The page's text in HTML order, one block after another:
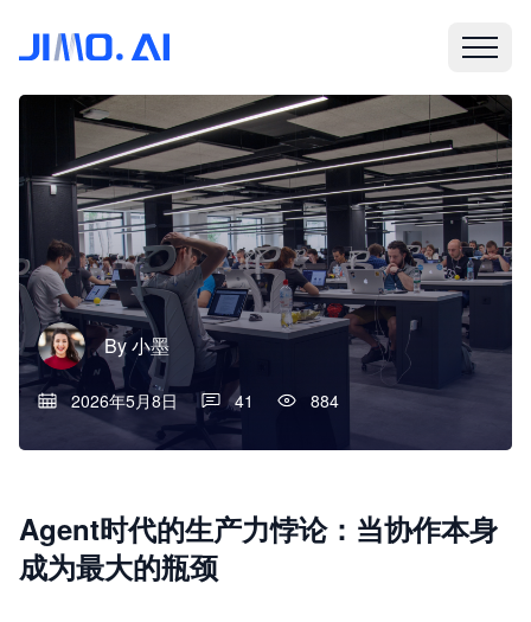
By小墨
2026年5月8日 41 884
Agent时代的生产力悖论：当协作本身
成为最大的瓶颈